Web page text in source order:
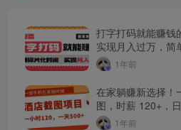
打字打码就能赚钱
实现月入过万，简
1年前
在家躺赚新选择！
图，时薪 120+，
1年前